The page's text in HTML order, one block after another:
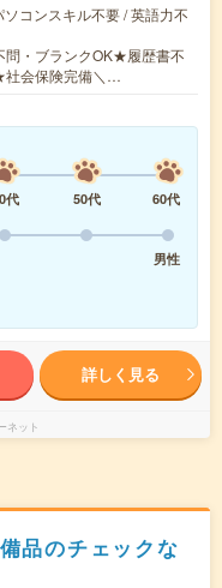
コンスキル不要 / 英語力不
・ブランクOK★履歴書不
社会保険完備＼…
代 50代
60代
男性
詳しく見る
ネット
品のチェックな